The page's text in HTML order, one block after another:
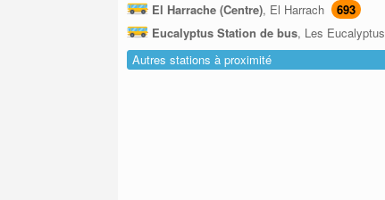
El Harrache (Centre), El Harrach
693
Eucalyptus Station de bus, Les Eucalyptus
Autres stations à proximité